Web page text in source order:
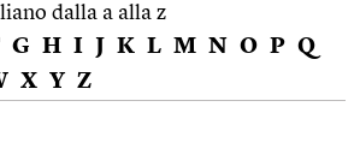
dalla a alla z
G H I J K L M N O P Q
X Y Z